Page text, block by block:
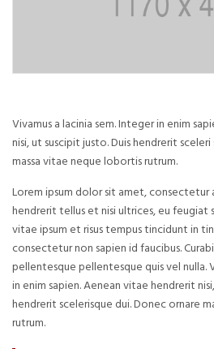
Vivamus a lacinia sem. Integer in enim
nisi, ut suscipit justo. Duis hendrerit
massa vitae neque lobortis rutrum.
Lorem ipsum dolor sit amet, consectetur
hendrerit tellus et nisi ultrices, eu feugiat
vitae ipsum et risus tempus tincidunt in
consectetur non sapien id faucibus.
pellentesque pellentesque quis vel nulla.
in enim sapien. Aenean vitae hendrerit
hendrerit scelerisque dui. Donec ornare
rutrum.